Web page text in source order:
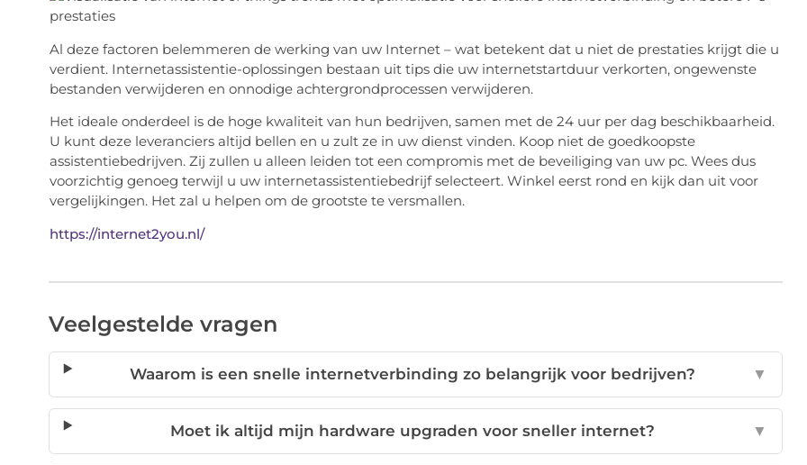
Al deze factoren belemmeren de werking van uw Internet – wat betekent dat u niet de prestaties krijgt die u
verdient. Internetassistentie-oplossingen bestaan uit tips die uw internetstartduur verkorten, ongewenste
bestanden verwijderen en onnodige achtergrondprocessen verwijderen.
Het ideale onderdeel is de hoge kwaliteit van hun bedrijven, samen met de 24 uur per dag beschikbaarheid.
U kunt deze leveranciers altijd bellen en u zult ze in uw dienst vinden. Koop niet de goedkoopste
assistentiebedrijven. Zij zullen u alleen leiden tot een compromis met de beveiliging van uw pc. Wees dus
voorzichtig genoeg terwijl u uw internetassistentiebedrijf selecteert. Winkel eerst rond en kijk dan uit voor
vergelijkingen. Het zal u helpen om de grootste te versmallen.
https://internet2you.nl/
Veelgestelde vragen
Waarom is een snelle internetverbinding zo belangrijk voor bedrijven? ▼
Moet ik altijd mijn hardware upgraden voor sneller internet? ▼